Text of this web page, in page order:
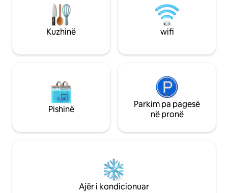
pajisur, banjë me dush dhe mezzanine
me krevat dopio dhe gjysmë banjo. E
përkryer për një grup miqsh, çiftesh ose
udhëtarësh të vetëm.
bilardo, qoshe
mobiluar
kujdes dhe
barbekju dhe
Kuzhinë wifi
Pishinë
Parkim pa pagesë
në pronë
Ajër i kondicionuar